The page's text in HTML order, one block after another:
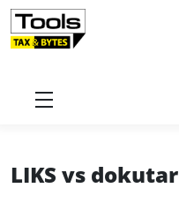
Startseite
LIKS vs dokutar